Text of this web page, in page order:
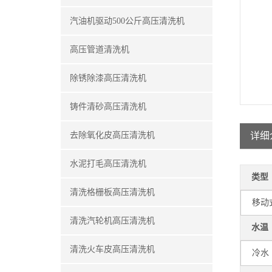
汽油机驱动500公斤高压清洗机
高压管道清洗机
除锈除漆高压清洗机
铸件清砂高压清洗机
去除氧化皮高压清洗机
水泥打毛高压清洗机
清洗格栅板高压清洗机
清洗汽轮机高压清洗机
清洗火车皮高压清洗机
详细
类型
移动
水温
冷水